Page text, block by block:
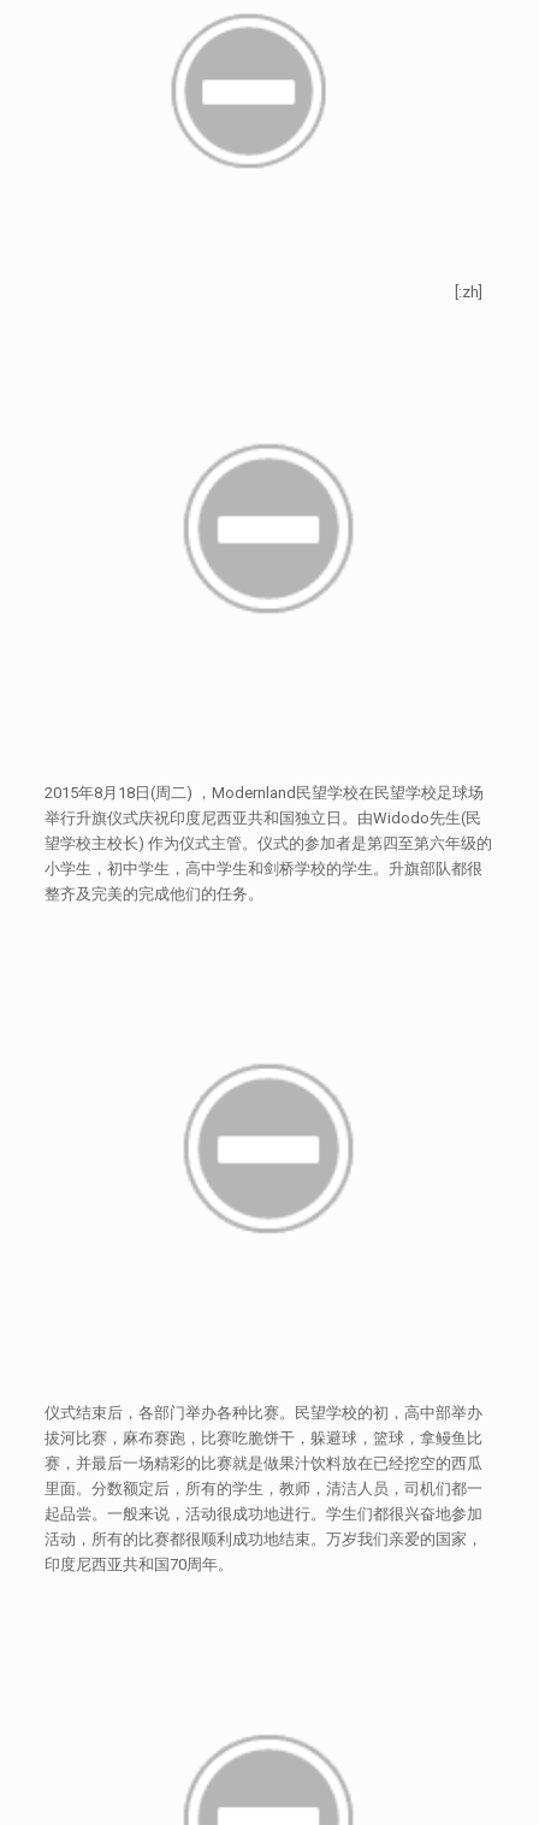
[:zh]
2015年8月18日(周二) ，Modernland民望学校在民望学校足球场
举行升旗仪式庆祝印度尼西亚共和国独立日。由Widodo先生(民
望学校主校长) 作为仪式主管。仪式的参加者是第四至第六年级的
小学生，初中学生，高中学生和剑桥学校的学生。升旗部队都很
整齐及完美的完成他们的任务。
仪式结束后，各部门举办各种比赛。民望学校的初，高中部举办
拔河比赛，麻布赛跑，比赛吃脆饼干，躲避球，篮球，拿鳗鱼比
赛，并最后一场精彩的比赛就是做果汁饮料放在已经挖空的西瓜
里面。分数额定后，所有的学生，教师，清洁人员，司机们都一
起品尝。一般来说，活动很成功地进行。学生们都很兴奋地参加
活动，所有的比赛都很顺利成功地结束。万岁我们亲爱的国家，
印度尼西亚共和国70周年。